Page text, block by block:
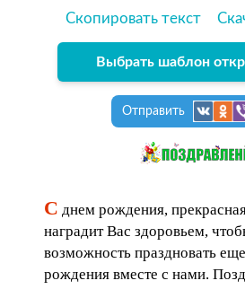
Скопировать текст
Выбрать шаблон
Отправить
С днем рождения,
наградит Вас здоровьем,
возможность праздновать
рождения вместе с нами.